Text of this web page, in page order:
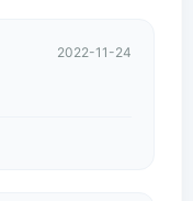
2022-11-24